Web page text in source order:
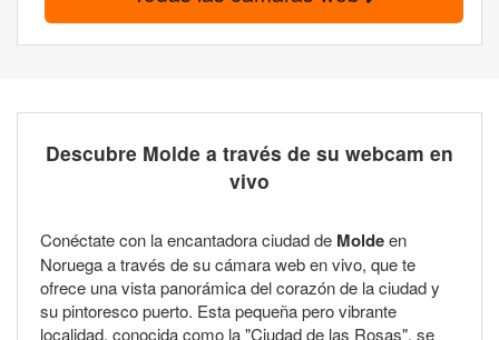
Descubre Molde a través de su webcam en
vivo
Conéctate con la encantadora ciudad de Moldeen
Noruega a través de su cámara web en vivo, que te
ofrece una vista panorámica del corazón de la ciudad y
su pintoresco puerto. Esta pequeña pero vibrante
localidad, conocida como la "Ciudad de las Rosas", se